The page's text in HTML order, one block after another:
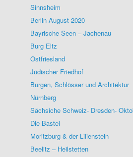
Sinnsheim
Berlin August 2020
Bayrische Seen – Jachenau
Burg Eltz
Ostfriesland
Jüdischer Friedhof
Burgen, Schlösser und Architektur
Nürnberg
Sächsiche Schweiz- Dresden-
Die Bastei
Moritzburg & der Lilienstein
Beelitz – Heilstetten